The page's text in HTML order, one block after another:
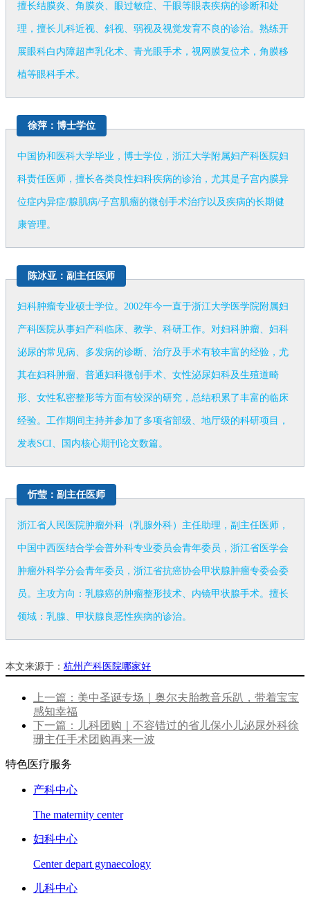
擅长结膜炎、角膜炎、眼过敏症、干眼等眼表疾病的诊断和处
理，擅长儿科近视、斜视、弱视及视觉发育不良的诊治。熟练开
展眼科白内障超声乳化术、青光眼手术，视网膜复位术，角膜移
植等眼科手术。
徐萍：博士学位
中国协和医科大学毕业，博士学位，浙江大学附属妇产科医院妇
科责任医师，擅长各类良性妇科疾病的诊治，尤其是子宫内膜异
位症内异症/腺肌病/子宫肌瘤的微创手术治疗以及疾病的长期健
康管理。
陈冰亚：副主任医师
妇科肿瘤专业硕士学位。2002年今一直于浙江大学医学院附属妇
产科医院从事妇产科临床、教学、科研工作。对妇科肿瘤、妇科
泌尿的常见病、多发病的诊断、治疗及手术有较丰富的经验，尤
其在妇科肿瘤、普通妇科微创手术、女性泌尿妇科及生殖道畸
形、女性私密整形等方面有较深的研究，总结积累了丰富的临床
经验。工作期间主持并参加了多项省部级、地厅级的科研项目，
发表SCI、国内核心期刊论文数篇。
忻莹：副主任医师
浙江省人民医院肿瘤外科（乳腺外科）主任助理，副主任医师，
中国中西医结合学会普外科专业委员会青年委员，浙江省医学会
肿瘤外科学分会青年委员，浙江省抗癌协会甲状腺肿瘤专委会委
员。主攻方向：乳腺癌的肿瘤整形技术、内镜甲状腺手术。擅长
领域：乳腺、甲状腺良恶性疾病的诊治。
本文来源于： 杭州产科医院哪家好
上一篇：美中圣诞专场｜奥尔夫胎教音乐趴，带着宝宝
感知幸福
下一篇：儿科团购｜不容错过的省儿保小儿泌尿外科徐
珊主任手术团购再来一波
特色医疗服务
产科中心
The maternity center
妇科中心
Center depart gynaecology
儿科中心